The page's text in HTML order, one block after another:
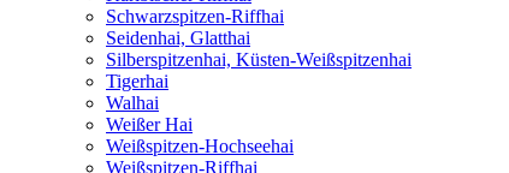
Schwarzspitzen-Riffhai
Seidenhai, Glatthai
Silberspitzenhai, Küsten-Weißspitzenhai
Tigerhai
Walhai
Weißer Hai
Weißspitzen-Hochseehai
Weißspitzen-Riffhai